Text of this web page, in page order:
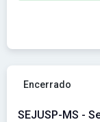
Ver concurso:
Encerrado
SEJUSP-MS -